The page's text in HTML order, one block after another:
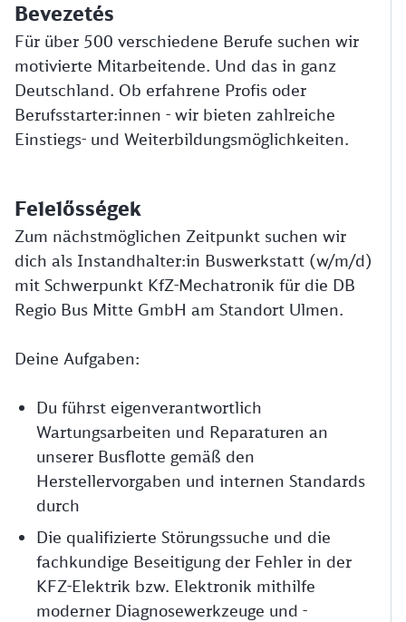
Bevezetés
Für über 500 verschiedene Berufe suchen wir
motivierte Mitarbeitende. Und das in ganz
Deutschland. Ob erfahrene Profis oder
Berufsstarter:innen - wir bieten zahlreiche
Einstiegs- und Weiterbildungsmöglichkeiten.
Felelősségek
Zum nächstmöglichen Zeitpunkt suchen wir
dich als Instandhalter:in Buswerkstatt (w/m/d)
mit Schwerpunkt KfZ-Mechatronik für die DB
Regio Bus Mitte GmbH am Standort Ulmen.
Deine Aufgaben:
Du führst eigenverantwortlich
Wartungsarbeiten und Reparaturen an
unserer Busflotte gemäß den
Herstellervorgaben und internen Standards
durch
Die qualifizierte Störungssuche und die
fachkundige Beseitigung der Fehler in der
KFZ-Elektrik bzw. Elektronik mithilfe
moderner Diagnosewerkzeuge und -